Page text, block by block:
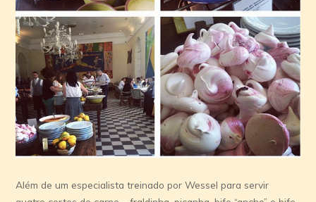
Além de um especialista treinado por Wessel para servir